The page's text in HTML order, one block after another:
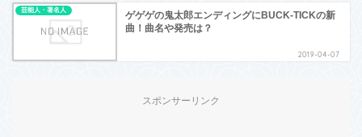
芸能人・著名人
ゲゲゲの鬼太郎エンディングにBUCK-TICKの新
曲！曲名や発売は？
2019-04-07
スポンサーリンク